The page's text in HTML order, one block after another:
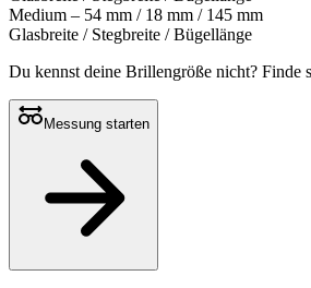
Medium – 54 mm / 18 mm / 145 mm
Glasbreite / Stegbreite / Bügellänge
Du kennst deine Brillengröße nicht? Finde
Messung starten